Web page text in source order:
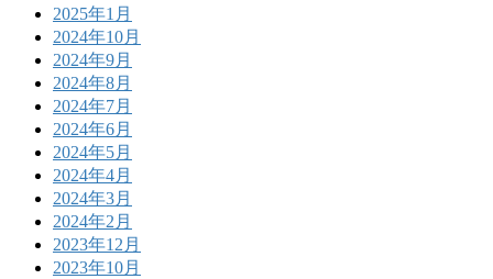
2025年1月
2024年10月
2024年9月
2024年8月
2024年7月
2024年6月
2024年5月
2024年4月
2024年3月
2024年2月
2023年12月
2023年10月